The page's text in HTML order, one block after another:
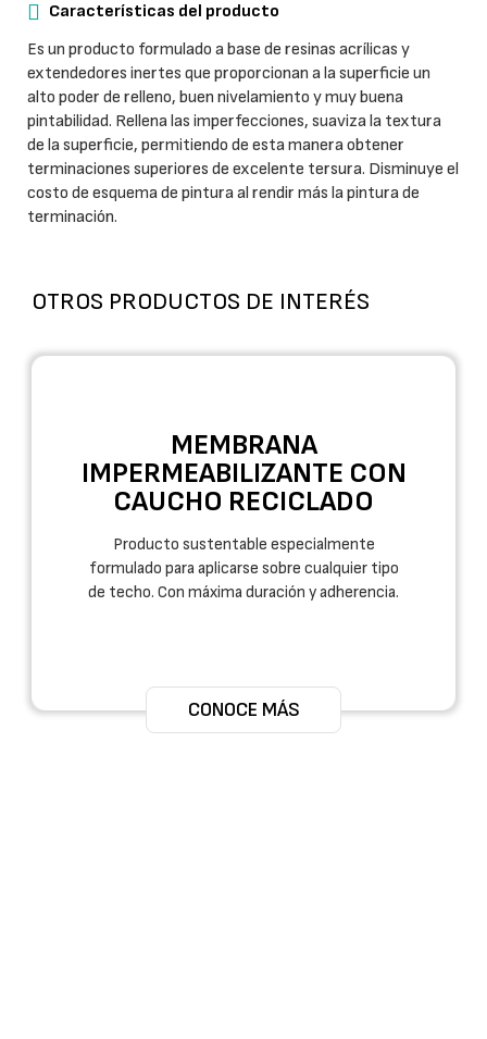
Características del producto
Es un producto formulado a base de resinas acrílicas y
extendedores inertes que proporcionan a la superficie un
alto poder de relleno, buen nivelamiento y muy buena
pintabilidad. Rellena las imperfecciones, suaviza la textura
de la superficie, permitiendo de esta manera obtener
terminaciones superiores de excelente tersura. Disminuye el
costo de esquema de pintura al rendir más la pintura de
terminación.
OTROS PRODUCTOS DE INTERÉS
MEMBRANA
IMPERMEABILIZANTE CON
CAUCHO RECICLADO
Producto sustentable especialmente
formulado para aplicarse sobre cualquier tipo
de techo. Con máxima duración y adherencia.
CONOCE MÁS